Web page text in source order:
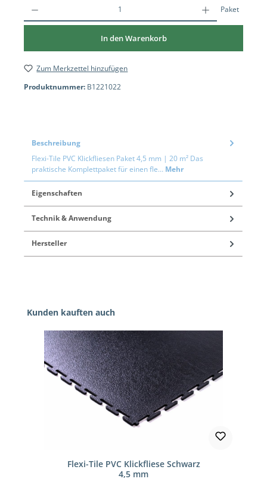
Paket
In den Warenkorb
Zum Merkzettel hinzufügen
Produktnummer: B1221022
Beschreibung
Flexi-Tile PVC Klickfliesen Paket 4,5 mm | 20 m² Das
praktische Komplettpaket für einen fle… Mehr
Eigenschaften
Technik & Anwendung
Hersteller
Produktgalerie überspringen
Kunden kauften auch
Flexi-Tile PVC Klickfliese Schwarz
4,5 mm